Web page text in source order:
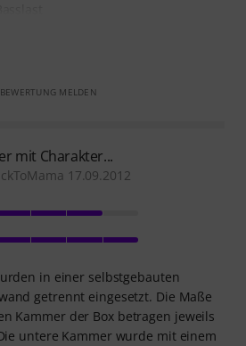
BEWERTUNG MELDEN
mit Charakter...
17.09.2012
in einer selbstgebauten
getrennt eingesetzt. Die Maße
Kammer der Box betragen jeweils
untere Kammer wurde mit einem